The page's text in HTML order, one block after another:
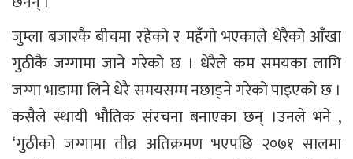
जुम्ला बजारकै बीचमा रहेको र महँगो भएकाले धेरैको आँखा
गुठीकै जग्गामा जाने गरेको छ । धेरैले कम समयका लागि
जग्गा भाडामा लिने धेरै समयसम्म नछाड्ने गरेको पाइएको छ ।
कसैले स्थायी भौतिक संरचना बनाएका छन् ।उनले भने ,
‘गुठीको जग्गामा तीव्र अतिक्रमण भएपछि २०७१ सालमा